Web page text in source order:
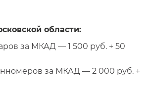
области:
за МКАД — 1 500 руб. + 50
за МКАД — 2 000 руб. +